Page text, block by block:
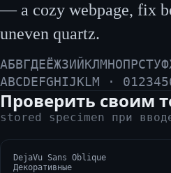
— a cozy webpage, fix
uneven quartz.
ABCDEFGHIJKLM ·
Проверить своим
stored specimen при
DejaVu Sans Oblique
Декоративные